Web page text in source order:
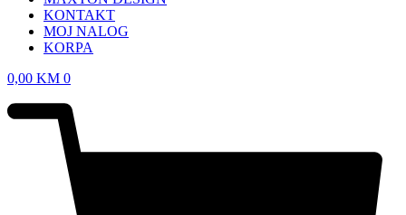
KONTAKT
MOJ NALOG
KORPA
0,00 KM 0